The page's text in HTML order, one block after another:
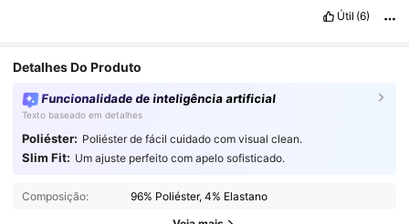
Útil (6)
Detalhes Do Produto
Funcionalidade de inteligência artificial
Texto baseado em detalhes
Poliéster: Poliéster de fácil cuidado com visual clean.
Slim Fit: Um ajuste perfeito com apelo sofisticado.
Composição: 96% Poliéster, 4% Elastano
4,83 739 Seguidores
4,83 739 Seguidores